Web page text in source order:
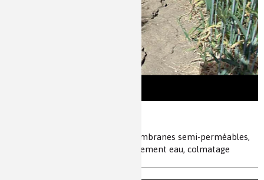
osmose inverse, cartouches à membranes semi-perméables,
ions, désalement, eau douce, traitement eau, colmatage